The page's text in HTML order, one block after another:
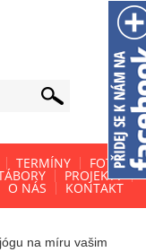
TERMÍNY FOTO
PROJEKTY
O NÁS KONTAKT
na míru vašim